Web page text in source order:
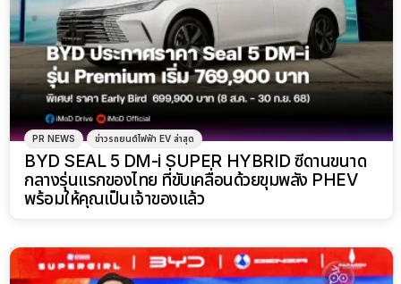
PR NEWS ข่าวรถยนต์ไฟฟ้า EV ล่าสุด
BYD SEAL 5 DM-i SUPER HYBRID ซีดานขนาด
กลางรุ่นแรกของไทย ที่ขับเคลื่อนด้วยขุมพลัง PHEV
พร้อมให้คุณเป็นเจ้าของแล้ว